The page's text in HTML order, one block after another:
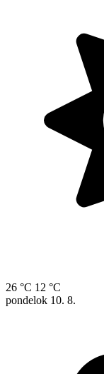
26 °C 12 °C
pondelok 10. 8.